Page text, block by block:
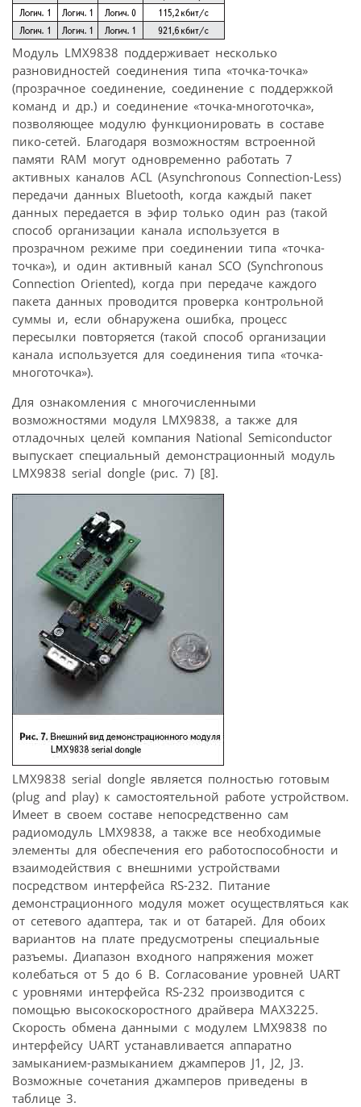
Модуль LMX9838 поддерживает несколько
разновидностей соединения типа «точка-точка»
(прозрачное соединение, соединение с поддержкой
команд и др.) и соединение «точка-многоточка»,
позволяющее модулю функционировать в составе
пико-сетей. Благодаря возможностям встроенной
памяти RAM могут одновременно работать 7
активных каналов ACL (Asynchronous Connection-Less)
передачи данных Bluetooth, когда каждый пакет
данных передается в эфир только один раз (такой
способ организации канала используется в
прозрачном режиме при соединении типа «точка-
точка»), и один активный канал SCO (Synchronous
Connection Oriented), когда при передаче каждого
пакета данных проводится проверка контрольной
суммы и, если обнаружена ошибка, процесс
пересылки повторяется (такой способ организации
канала используется для соединения типа «точка-
многоточка»).
Для ознакомления с многочисленными
возможностями модуля LMX9838, а также для
отладочных целей компания National Semiconductor
выпускает специальный демонстрационный модуль
LMX9838 serial dongle (рис. 7) [8].
LMX9838 serial dongle является полностью готовым
(plug and play) к самостоятельной работе устройством.
Имеет в своем составе непосредственно сам
радиомодуль LMX9838, а также все необходимые
элементы для обеспечения его работоспособности и
взаимодействия с внешними устройствами
посредством интерфейса RS-232. Питание
демонстрационного модуля может осуществляться как
от сетевого адаптера, так и от батарей. Для обоих
вариантов на плате предусмотрены специальные
разъемы. Диапазон входного напряжения может
колебаться от 5 до 6 В. Согласование уровней UART
с уровнями интерфейса RS-232 производится с
помощью высокоскоростного драйвера MAX3225.
Скорость обмена данными с модулем LMX9838 по
интерфейсу UART устанавливается аппаратно
замыканием-размыканием джамперов J1, J2, J3.
Возможные сочетания джамперов приведены в
таблице 3.